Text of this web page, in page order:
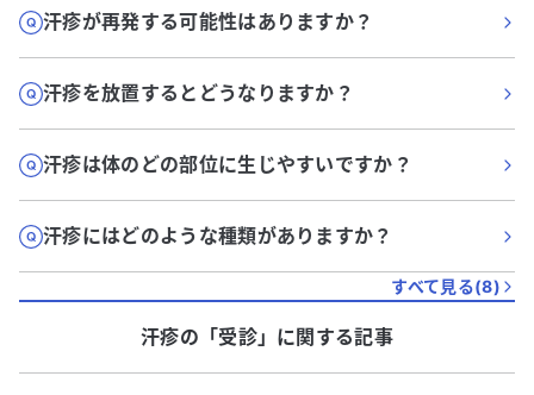
汗疹が再発する可能性はありますか？
汗疹を放置するとどうなりますか？
汗疹は体のどの部位に生じやすいですか？
汗疹にはどのような種類がありますか？
すべて見る(8)
汗疹の「受診」に関する記事